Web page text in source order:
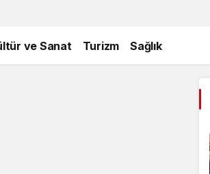
ve Sanat Turizm Sağlık